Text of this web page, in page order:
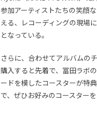
参加アーティストたちの笑顔
える、レコーディングの現場
となっている。
さらに、合わせてアルバムの
購入すると先着で、冨田ラボ
ードを模したコースターが特
で、ぜひお好みのコースターを